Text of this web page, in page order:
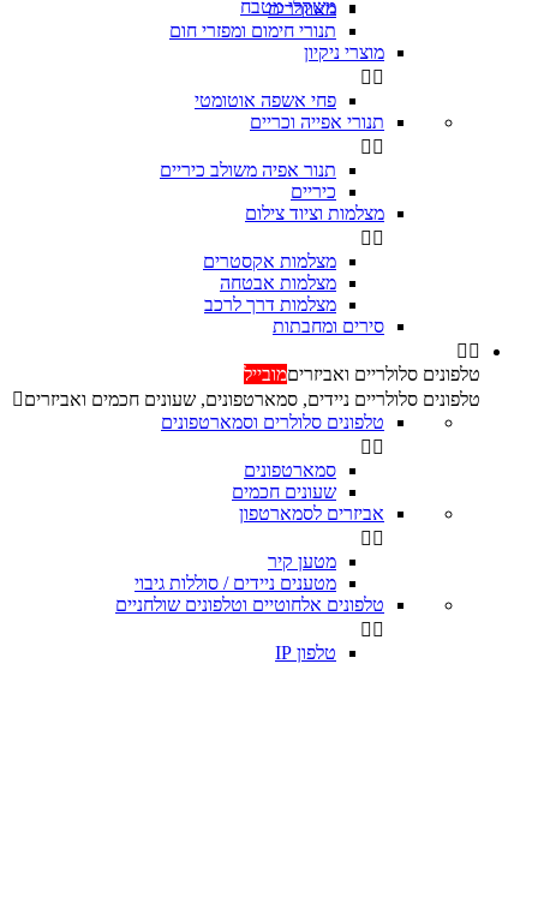
משקלי מטבח
מאווררים
תנורי חימום ומפזרי חום
מוצרי ניקיון
 
פחי אשפה אוטומטי
תנורי אפייה וכריים
 
‏תנור אפיה משולב כיריים
כיריים
מצלמות וציוד צילום
 
מצלמות אקסטרים
מצלמות אבטחה
מצלמות דרך לרכב
סירים ומחבתות
 
טלפונים סלולריים ואביזריםמובייל
טלפונים סלולריים ניידים, סמארטפונים, שעונים חכמים ואביזרים
טלפונים סלולרים וסמארטפונים
 
סמארטפונים
שעונים חכמים
אביזרים לסמארטפון
 
מטען קיר
מטענים ניידים / סוללות גיבוי
טלפונים אלחוטיים וטלפונים שולחניים
 
טלפון IP